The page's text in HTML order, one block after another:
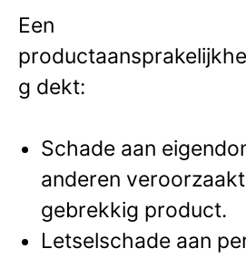
Een
g dekt:
Schade aan
anderen
gebrekkig product.
Letselschade aan